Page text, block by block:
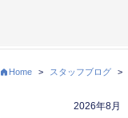
Home > スタッフブログ >
2026年8月